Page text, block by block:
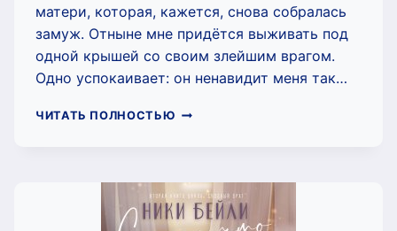
матери, которая, кажется, снова собралась
замуж. Отныне мне придётся выживать под
одной крышей со своим злейшим врагом.
Одно успокаивает: он ненавидит меня так…
ЧИТАТЬ ПОЛНОСТЬЮ СВОДНЫЙ